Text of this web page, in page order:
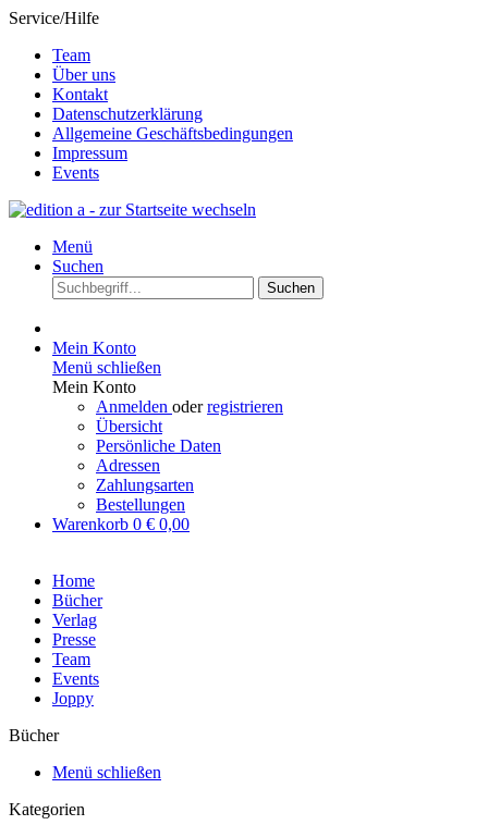
Service/Hilfe
Team
Über uns
Kontakt
Datenschutzerklärung
Allgemeine Geschäftsbedingungen
Impressum
Events
Menü
Suchen
Suchen
Mein Konto
Menü schließen
Mein Konto
Anmelden oderregistrieren
Übersicht
Persönliche Daten
Adressen
Zahlungsarten
Bestellungen
Warenkorb 0 € 0,00
Home
Bücher
Verlag
Presse
Team
Events
Joppy
Bücher
Menü schließen
Kategorien